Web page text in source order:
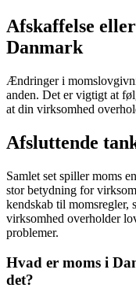
Afskaffelse
Danmark
Ændringer i
anden. Det er vigtigt at
at din virksomhed
Afsluttende
Samlet set spiller moms
stor betydning for
kendskab til momsregler,
virksomhed overholder
problemer.
Hvad er moms i
det?